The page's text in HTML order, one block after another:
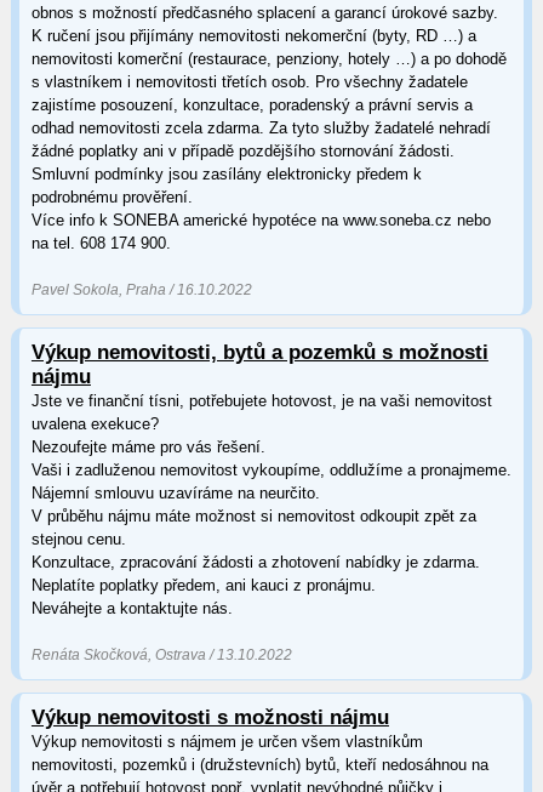
obnos s možností předčasného splacení a garancí úrokové sazby.
K ručení jsou přijímány nemovitosti nekomerční (byty, RD …) a
nemovitosti komerční (restaurace, penziony, hotely …) a po dohodě
s vlastníkem i nemovitosti třetích osob. Pro všechny žadatele
zajistíme posouzení, konzultace, poradenský a právní servis a
odhad nemovitosti zcela zdarma. Za tyto služby žadatelé nehradí
žádné poplatky ani v případě pozdějšího stornování žádosti.
Smluvní podmínky jsou zasílány elektronicky předem k
podrobnému prověření.
Více info k SONEBA americké hypotéce na www.soneba.cz nebo
na tel. 608 174 900.
Pavel Sokola, Praha / 16.10.2022
Výkup nemovitosti, bytů a pozemků s možnosti
nájmu
Jste ve finanční tísni, potřebujete hotovost, je na vaši nemovitost
uvalena exekuce?
Nezoufejte máme pro vás řešení.
Vaši i zadluženou nemovitost vykoupíme, oddlužíme a pronajmeme.
Nájemní smlouvu uzavíráme na neurčito.
V průběhu nájmu máte možnost si nemovitost odkoupit zpět za
stejnou cenu.
Konzultace, zpracování žádosti a zhotovení nabídky je zdarma.
Neplatíte poplatky předem, ani kauci z pronájmu.
Neváhejte a kontaktujte nás.
Renáta Skočková, Ostrava / 13.10.2022
Výkup nemovitosti s možnosti nájmu
Výkup nemovitosti s nájmem je určen všem vlastníkům
nemovitosti, pozemků i (družstevních) bytů, kteří nedosáhnou na
úvěr a potřebují hotovost popř. vyplatit nevýhodné půjčky i